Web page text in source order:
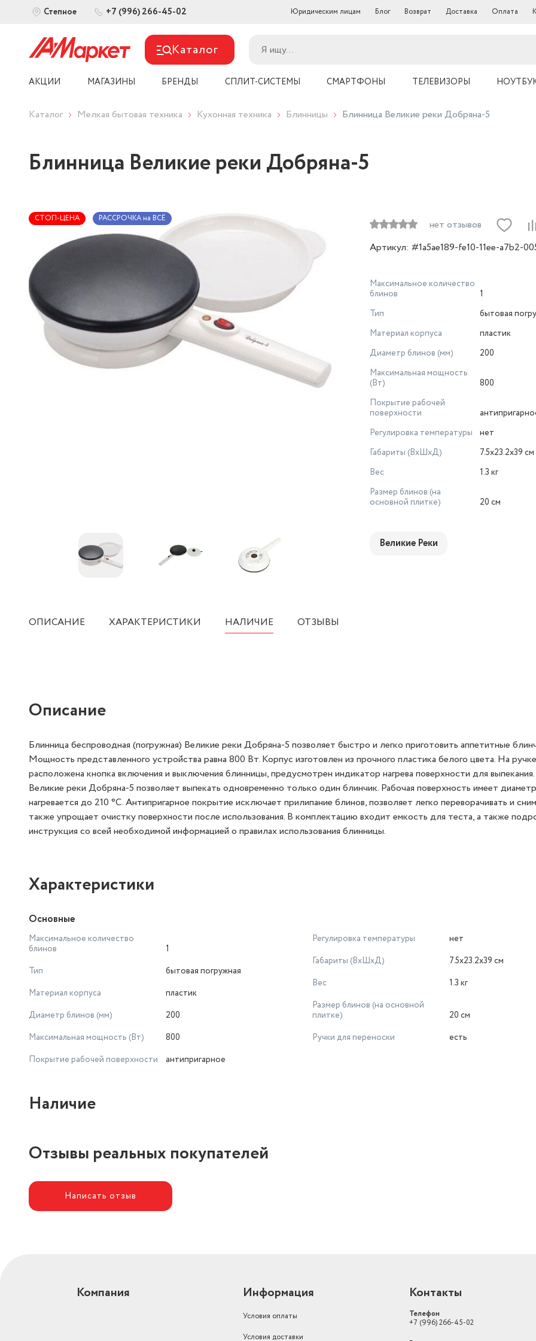
Степное +7 (996) 266-45-02 Юридическим лицам Блог Возврат Доставка Оплата
Каталог
АКЦИИ МАГАЗИНЫ БРЕНДЫ СПЛИТ-СИСТЕМЫ СМАРТФОНЫ ТЕЛЕВИЗОРЫ
Каталог Мелкая бытовая техника Кухонная техника Блинницы Блинница Великие реки Добряна-5
Блинница Великие реки Добряна-5
СТОП-ЦЕНА РАССРОЧКА на ВСЁ
нет отзывов
Артикул: #1a5ae189-fe10-11ee-a7b2-
Максимальное количество
блинов
1
Тип
бытовая
Материал корпуса
пластик
Диаметр блинов (мм)
200
Максимальная мощность
(Вт)
800
Покрытие рабочей
поверхности
Регулировка температуры
нет
Габариты (ВхШхД)
7.5x23.2x39 см
Вес
1.3 кг
Размер блинов (на
основной плитке)
20 см
Великие Реки
ОПИСАНИЕ ХАРАКТЕРИСТИКИ НАЛИЧИЕ ОТЗЫВЫ
Описание
Блинница беспроводная (погружная) Великие реки Добряна-5 позволяет быстро и легко приготовить аппетитные
Мощность представленного устройства равна 800 Вт. Корпус изготовлен из прочного пластика белого цвета. На ручке
расположена кнопка включения и выключения блинницы, предусмотрен индикатор нагрева поверхности для выпекания.
Великие реки Добряна-5 позволяет выпекать одновременно только один блинчик. Рабочая поверхность имеет
нагревается до 210 °С. Антипригарное покрытие исключает прилипание блинов, позволяет легко переворачивать и
также упрощает очистку поверхности после использования. В комплектацию входит емкость для теста, а также
инструкция со всей необходимой информацией о правилах использования блинницы.
Характеристики
Основные
Максимальное количество
блинов
1
Тип
бытовая погружная
Материал корпуса
пластик
Диаметр блинов (мм)
200
Максимальная мощность (Вт)
800
Покрытие рабочей поверхности
антипригарное
Регулировка температуры
нет
Габариты (ВхШхД)
7.5x23.2x39 см
Вес
1.3 кг
Размер блинов (на основной
плитке)
20 см
Ручки для переноски
есть
Наличие
Отзывы реальных покупателей
Написать отзыв
Компания Информация
Условия оплаты
Условия доставки
Контакты
Телефон
+7 (996) 266-45-02